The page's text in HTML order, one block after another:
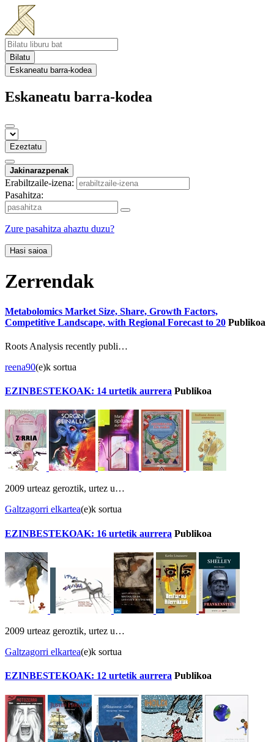
Bilatu
Eskaneatu barra-kodea
Eskaneatu barra-kodea
Ezeztatu
Jakinarazpenak
Erabiltzaile-izena:
Pasahitza:
Zure pasahitza ahaztu duzu?
Hasi saioa
Zerrendak
Metabolomics Market Size, Share, Growth Factors,
Competitive Landscape, with Regional Forecast to 20 Publikoa
Roots Analysis recently publi…
reena90(e)k sortua
EZINBESTEKOAK: 14 urtetik aurrera Publikoa
2009 urteaz geroztik, urtez u…
Galtzagorri elkartea(e)k sortua
EZINBESTEKOAK: 16 urtetik aurrera Publikoa
2009 urteaz geroztik, urtez u…
Galtzagorri elkartea(e)k sortua
EZINBESTEKOAK: 12 urtetik aurrera Publikoa